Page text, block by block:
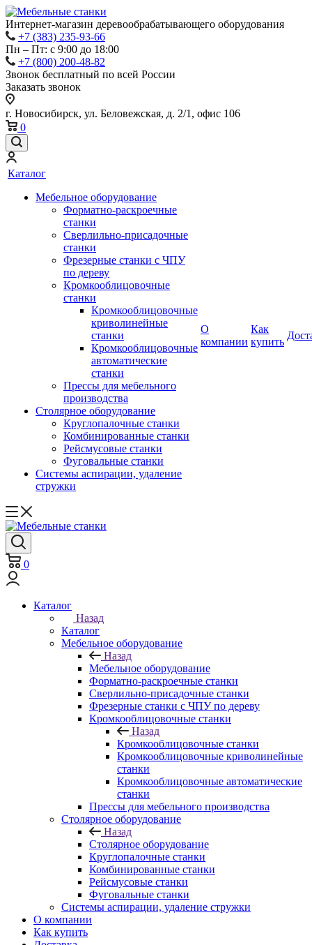
Интернет-магазин деревообрабатывающего оборудования
+7 (383) 235-93-66
Пн – Пт: с 9:00 до 18:00
+7 (800) 200-48-82
Звонок бесплатный по всей России
Заказать звонок
г. Новосибирск, ул. Беловежская, д. 2/1, офис 106
0
Каталог
Мебельное оборудование
Форматно-раскроечные
станки
Сверлильно-присадочные
станки
Фрезерные станки с ЧПУ
по дереву
Кромкооблицовочные
станки
Кромкооблицовочные
криволинейные
станки
Кромкооблицовочные
автоматические
станки
Прессы для мебельного
производства
Столярное оборудование
Круглопалочные станки
Комбинированные станки
Рейсмусовые станки
Фуговальные станки
Системы аспирации, удаление
стружки
О
компании
Как
купить
0
Каталог
Назад
Каталог
Мебельное оборудование
Назад
Мебельное оборудование
Форматно-раскроечные станки
Сверлильно-присадочные станки
Фрезерные станки с ЧПУ по дереву
Кромкооблицовочные станки
Назад
Кромкооблицовочные станки
Кромкооблицовочные криволинейные
станки
Кромкооблицовочные автоматические
станки
Прессы для мебельного производства
Столярное оборудование
Назад
Столярное оборудование
Круглопалочные станки
Комбинированные станки
Рейсмусовые станки
Фуговальные станки
Системы аспирации, удаление стружки
О компании
Как купить